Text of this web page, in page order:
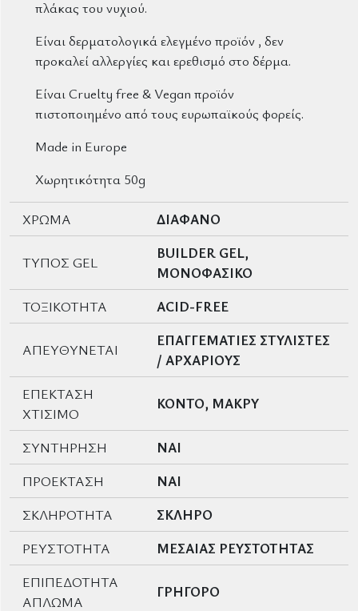
πλάκας του νυχιού.
Είναι δερματολογικά ελεγμένο προϊόν , δεν
προκαλεί αλλεργίες και ερεθισμό στο δέρμα.
ΕίναιCruelty free & Vegan προϊόν
πιστοποιημένο από τους ευρωπαϊκούς φορείς.
Made in Europe
Χωρητικότητα 50g
ΧΡΩΜΑ ΔΙΑΦΑΝΟ
ΤΥΠΟΣ GEL
BUILDER GEL,
ΜΟΝΟΦΑΣΙΚΟ
ΤΟΞΙΚΟΤΗΤΑ
ACID-FREE
ΑΠΕΥΘΥΝΕΤΑΙ
ΕΠΑΓΓΕΜΑΤΙΕΣ ΣΤΥΛΙΣΤΕΣ
/ ΑΡΧΑΡΙΟΥΣ
ΕΠΕΚΤΑΣΗ
ΧΤΙΣΙΜΟ
ΚΟΝΤΟ, ΜΑΚΡΥ
ΣΥΝΤΗΡΗΣΗ
ΝΑΙ
ΠΡΟΕΚΤΑΣΗ
ΝΑΙ
ΣΚΛΗΡΟΤΗΤΑ
ΣΚΛΗΡΟ
ΡΕΥΣΤΟΤΗΤΑ
ΜΕΣΑΙΑΣ ΡΕΥΣΤΟΤΗΤΑΣ
ΕΠΙΠΕΔΟΤΗΤΑ
ΑΠΛΩΜΑ
ΓΡΗΓΟΡΟ